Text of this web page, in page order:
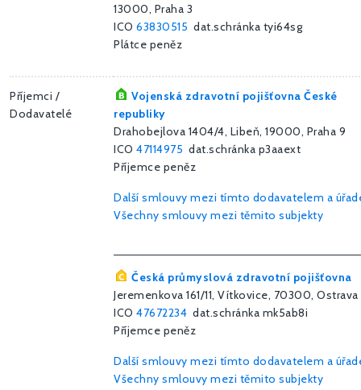
13000, Praha 3
ICO 63830515 dat.schránka tyi64sg
Plátce peněz
Příjemci /
Dodavatelé
Vojenská zdravotní pojišťovna České
republiky
Drahobejlova 1404/4, Libeň, 19000, Praha 9
ICO 47114975 dat.schránka p3aaext
Příjemce peněz
Další smlouvy mezi tímto dodavatelem a
Všechny smlouvy mezi těmito subjekty
Česká průmyslová zdravotní pojišťovna
Jeremenkova 161/11, Vítkovice, 70300, Ostrava
ICO 47672234 dat.schránka mk5ab8i
Příjemce peněz
Další smlouvy mezi tímto dodavatelem a
Všechny smlouvy mezi těmito subjekty